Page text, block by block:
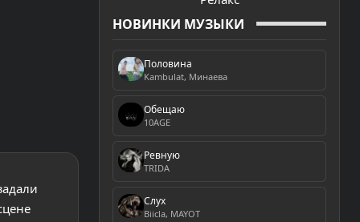
НОВИНКИ МУЗЫКИ
Половина
Kambulat, Минаева
Обещаю
10AGE
Ревную
TRIDA
Слух
Biicla, MAYOT